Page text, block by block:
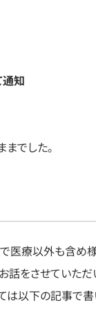
通知
でした。
医療以外も含め
話をさせていた
以下の記事で書